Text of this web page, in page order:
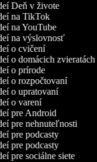
Deň v živote
na TikTok
na YouTube
na výslovnosť
o cvičení
o domácich zvieratách
o prírode
o rozpočtovaní
o upratovaní
o varení
pre Android
pre nehnuteľnosti
pre podcasty
pre podcasty
pre sociálne siete